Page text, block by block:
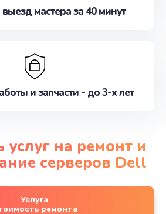
мастера за 40 минут
и запчасти - до 3-х лет
услуг на ремонт и
серверов Dell
Услуга
ремонта